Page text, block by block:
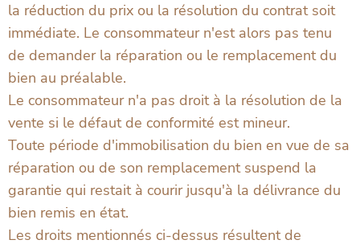
la réduction du prix ou la résolution du contrat soit
immédiate. Le consommateur n'est alors pas tenu
de demander la réparation ou le remplacement du
bien au préalable.
Le consommateur n'a pas droit à la résolution de la
vente si le défaut de conformité est mineur.
Toute période d'immobilisation du bien en vue de sa
réparation ou de son remplacement suspend la
garantie qui restait à courir jusqu'à la délivrance du
bien remis en état.
Les droits mentionnés ci-dessus résultent de